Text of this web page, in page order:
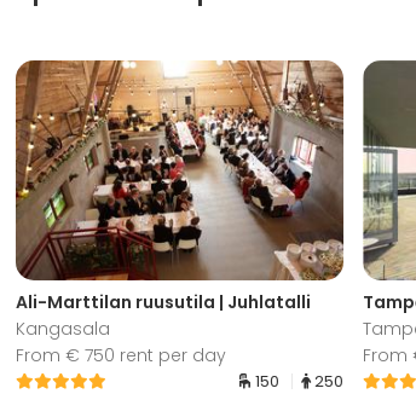
Ali-Marttilan ruusutila | Juhlatalli
Kangasala
From € 750 rent per day
150 250
From